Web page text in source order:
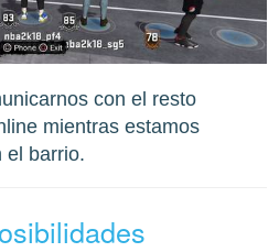
con el resto
mientras estamos
el barrio.